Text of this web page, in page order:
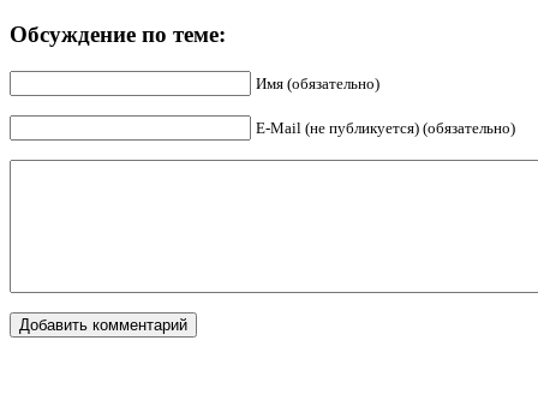
Обсуждение по теме:
Имя (обязательно)
E-Mail (не публикуется) (обязательно)